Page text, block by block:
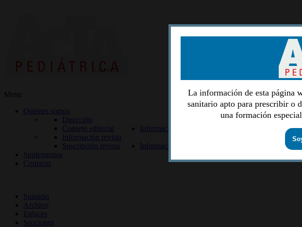
Menu
Quiénes somos
Dirección
Consejo editorial
Información lectores
Información revista
Suscripción revista
Información autores
Suplementos
Contacto
Sumario
Archivo
Enlaces
Secciones
La información de esta página
sanitario apto para prescribir o
una formación